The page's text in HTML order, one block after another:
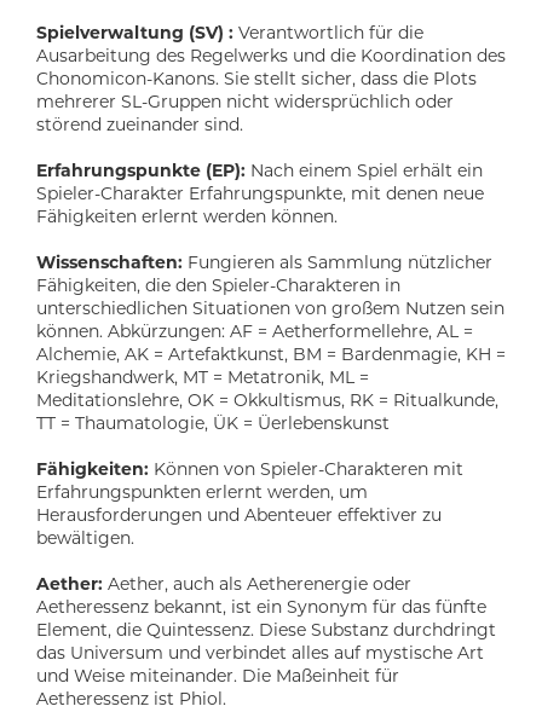
Spielverwaltung (SV) : Verantwortlich für die
Ausarbeitung des Regelwerks und die Koordination des
Chonomicon-Kanons. Sie stellt sicher, dass die Plots
mehrerer SL-Gruppen nicht widersprüchlich oder
störend zueinander sind.
Erfahrungspunkte (EP): Nach einem Spiel erhält ein
Spieler-Charakter Erfahrungspunkte, mit denen neue
Fähigkeiten erlernt werden können.
Wissenschaften: Fungieren als Sammlung nützlicher
Fähigkeiten, die den Spieler-Charakteren in
unterschiedlichen Situationen von großem Nutzen sein
können. Abkürzungen: AF = Aetherformellehre, AL =
Alchemie, AK = Artefaktkunst, BM = Bardenmagie, KH =
Kriegshandwerk, MT = Metatronik, ML =
Meditationslehre, OK = Okkultismus, RK = Ritualkunde,
TT = Thaumatologie, ÜK = Üerlebenskunst
Fähigkeiten: Können von Spieler-Charakteren mit
Erfahrungspunkten erlernt werden, um
Herausforderungen und Abenteuer effektiver zu
bewältigen.
Aether: Aether, auch als Aetherenergie oder
Aetheressenz bekannt, ist ein Synonym für das fünfte
Element, die Quintessenz. Diese Substanz durchdringt
das Universum und verbindet alles auf mystische Art
und Weise miteinander. Die Maßeinheit für
Aetheressenz ist Phiol.